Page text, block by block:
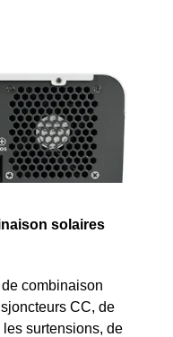
solaires
combinaison
CC, de
surtensions, de